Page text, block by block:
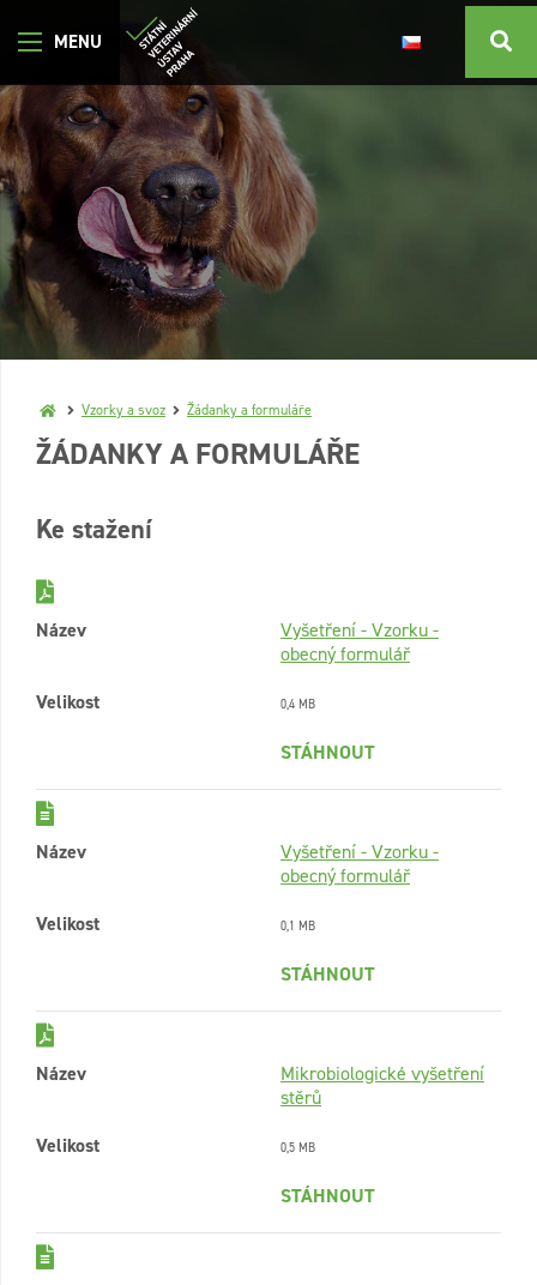
Vzorky a svoz Žádanky a formuláře
ŽÁDANKY A FORMULÁŘE
Ke stažení
Název
Vyšetření - Vzorku -
obecný formulář
Velikost
0,4 MB
STÁHNOUT
Název
Vyšetření - Vzorku -
obecný formulář
Velikost
0,1 MB
STÁHNOUT
Název
Mikrobiologické vyšetření
stěrů
Velikost
0,5 MB
STÁHNOUT